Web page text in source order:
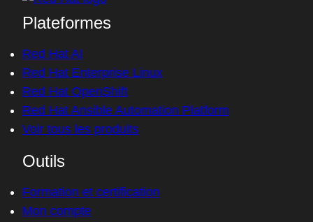
Plateformes
Red Hat AI
Red Hat Enterprise Linux
Red Hat OpenShift
Red Hat Ansible Automation Platform
Voir tous les produits
Outils
Formation et certification
Mon compte